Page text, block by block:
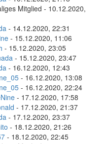
Mitglied - 10.12.2020,
- 14.12.2020, 22:31
- 15.12.2020, 11:06
- 15.12.2020, 23:05
- 15.12.2020, 23:47
- 16.12.2020, 12:43
- 16.12.2020, 13:08
- 16.12.2020, 22:24
- 17.12.2020, 17:58
- 17.12.2020, 21:37
- 17.12.2020, 23:37
- 18.12.2020, 21:26
- 18.12.2020, 22:45